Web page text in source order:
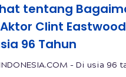
tentang
Clint
96 Tahun
- Di usia 96